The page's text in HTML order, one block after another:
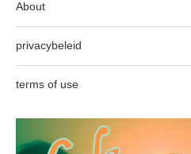
About
privacybeleid
terms of use